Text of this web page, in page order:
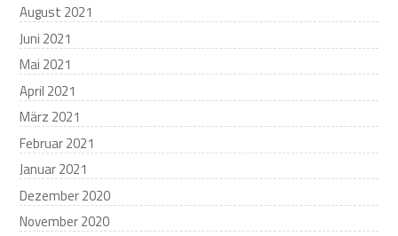
August 2021
Juni 2021
Mai 2021
April 2021
März 2021
Februar 2021
Januar 2021
Dezember 2020
November 2020